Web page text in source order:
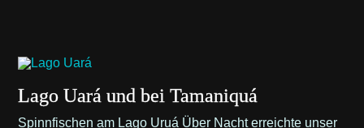
Lago Uará und bei Tamaniquá
Spinnfischen am Lago Uruá Über Nacht erreichte unser